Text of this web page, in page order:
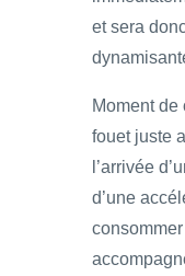
et sera
Moment de
fouet juste
l’arrivée
d’une